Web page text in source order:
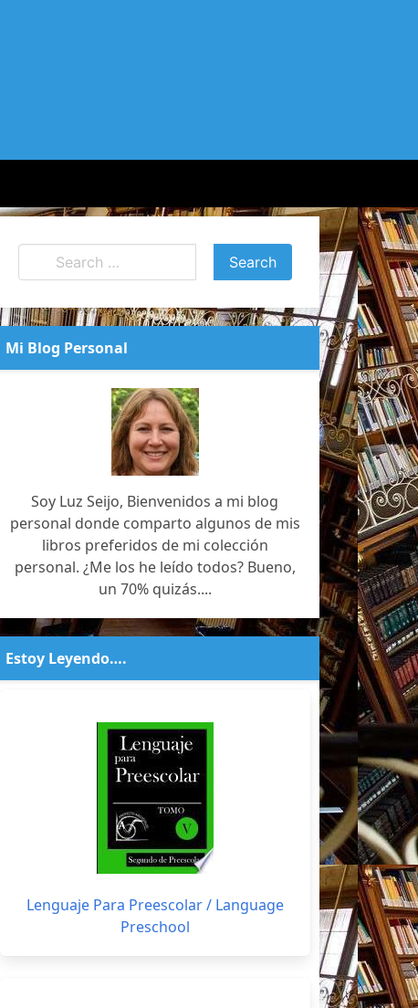
Mi Blog Personal
Soy Luz Seijo, Bienvenidos a mi blog
personal donde comparto algunos de mis
libros preferidos de mi colección
personal. ¿Me los he leído todos? Bueno,
un 70% quizás....
Estoy Leyendo….
Lenguaje Para Preescolar / Language
Preschool